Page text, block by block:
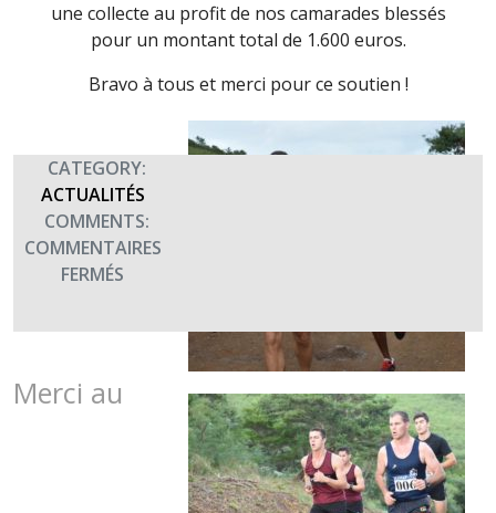
une collecte au profit de nos camarades blessés
pour un montant total de 1.600 euros.
Bravo à tous et merci pour ce soutien !
CATEGORY:
ACTUALITÉS
COMMENTS:
COMMENTAIRES
FERMÉS
AU
RÉGIMENT
D’INFANTERIE
PACIFIQUE
Merci au